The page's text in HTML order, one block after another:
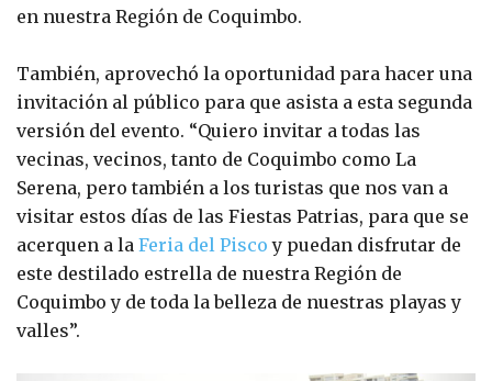
en nuestra Región de Coquimbo.
También, aprovechó la oportunidad para hacer una
invitación al público para que asista a esta segunda
versión del evento. “Quiero invitar a todas las
vecinas, vecinos, tanto de Coquimbo como La
Serena, pero también a los turistas que nos van a
visitar estos días de las Fiestas Patrias, para que se
acerquen a la Feria del Pisco y puedan disfrutar de
este destilado estrella de nuestra Región de
Coquimbo y de toda la belleza de nuestras playas y
valles”.